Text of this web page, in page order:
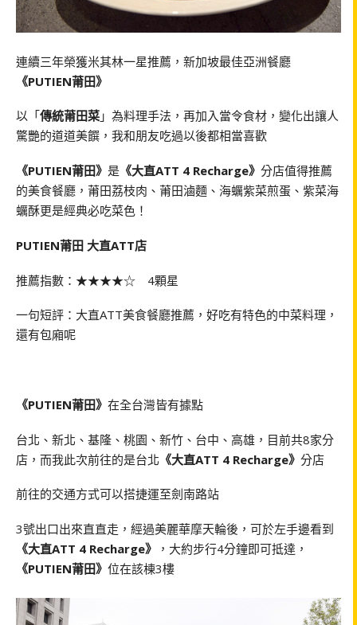
連續三年榮獲米其林一星推薦，新加坡最佳亞洲餐廳
《PUTIEN莆田》
以「傳統莆田菜 」為料理手法，再加入當令食材，變化出讓人
驚艷的道道美饌，我和朋友吃過以後都相當喜歡
《PUTIEN莆田》 是 《大直ATT 4 Recharge》 分店值得推薦
的美食餐廳，莆田荔枝肉、莆田滷麵、海蠣紫菜煎蛋、紫菜海
蠣酥更是經典必吃菜色！
PUTIEN莆田 大直ATT店
推薦指數：★★★★☆ 4顆星
一句短評：大直ATT美食餐廳推薦，好吃有特色的中菜料理，
還有包廂呢
《PUTIEN莆田》 在全台灣皆有據點
台北、新北、基隆、桃園、新竹、台中、高雄，目前共8家分
店，而我此次前往的是台北 《大直ATT 4 Recharge》 分店
前往的交通方式可以搭捷運至劍南路站
3號出口出來直直走，經過美麗華摩天輪後，可於左手邊看到
《大直ATT 4 Recharge》
，大約步行4分鐘即可抵達，
《PUTIEN莆田》 位在該棟3樓